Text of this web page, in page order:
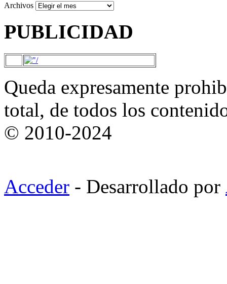
Archivos
PUBLICIDAD
Queda expresamente
total, de todos los
© 2010-2024
Acceder - Desarrollado por